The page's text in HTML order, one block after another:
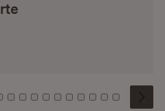
0 1 2
Kachel: 3
Zu Kachel: 4
Zu Kachel: 5
Zu Kachel: 6
Zu Kachel: 7
Zu Kachel: 8
Zu Kachel: 9
Zu Kachel: 10
Zu Kachel: 11
Zu Kachel: 12
Zu Kachel:
Zu